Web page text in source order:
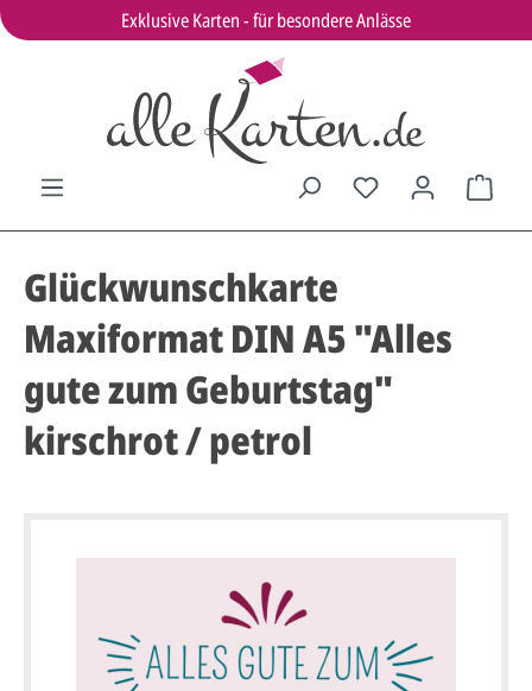
Exklusive Karten - für besondere Anlässe
Glückwunschkarte
Maxiformat DIN A5 "Alles
gute zum Geburtstag"
kirschrot / petrol